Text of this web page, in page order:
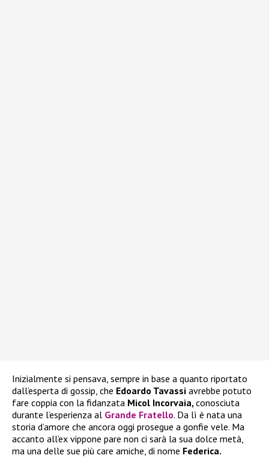
Inizialmente si pensava, sempre in base a quanto riportato
dall’esperta di gossip, che Edoardo Tavassi avrebbe potuto
fare coppia con la fidanzata Micol Incorvaia, conosciuta
durante l’esperienza al Grande Fratello. Da lì è nata una
storia d’amore che ancora oggi prosegue a gonfie vele. Ma
accanto all’ex vippone pare non ci sarà la sua dolce metà,
ma una delle sue più care amiche, di nome Federica.